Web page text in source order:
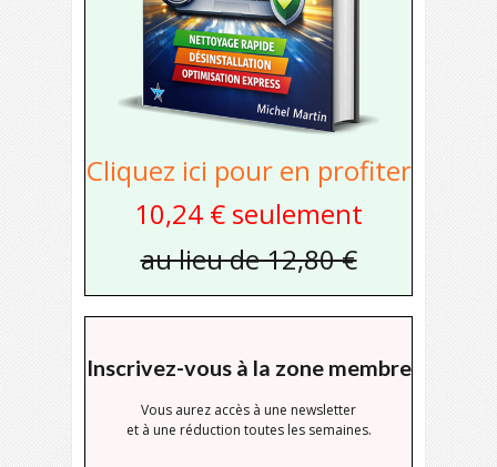
Cliquez ici pour en profiter
10,24 € seulement
au lieu de 12,80 €
Inscrivez-vous à la zone membre
Vous aurez accès à une newsletter
et à une réduction toutes les semaines.